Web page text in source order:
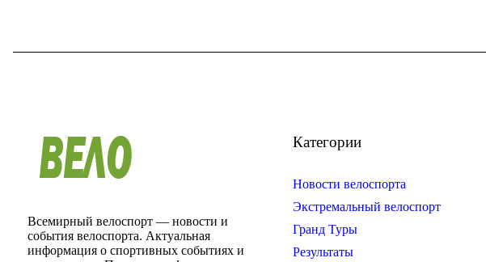
Всемирный велоспорт — новости и
события велоспорта. Актуальная
информация о спортивных событиях и
Категории
Новости велоспорта
Экстремальный велоспорт
Гранд Туры
Результаты